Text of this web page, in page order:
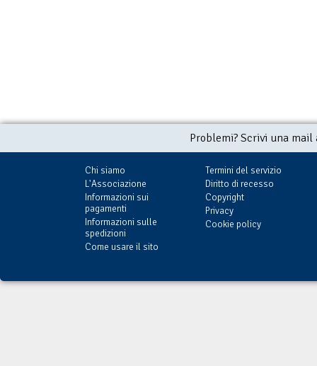
Problemi? Scrivi una
Chi siamo
L'Associazione
Informazioni sui
pagamenti
Informazioni sulle
spedizioni
Come usare il sito
Termini del servizio
Diritto di recesso
Copyright
Privacy
Cookie policy